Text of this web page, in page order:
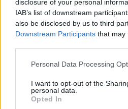
disclosure of your personal
IAB’s list of downstream
also be disclosed by us to third
Downstream Participants that may
Please note that this website/app
not limited to your visit or usage
grant or deny consent to Google
use your data for below specified
Personal Data Processing
I want to opt-out of the
personal data.
Opted In
Często sprawdzane
Odmiana:wysłać MMSczywysłać
Wyjątkowy smartfon
Jedziemy do Gniewu czy do